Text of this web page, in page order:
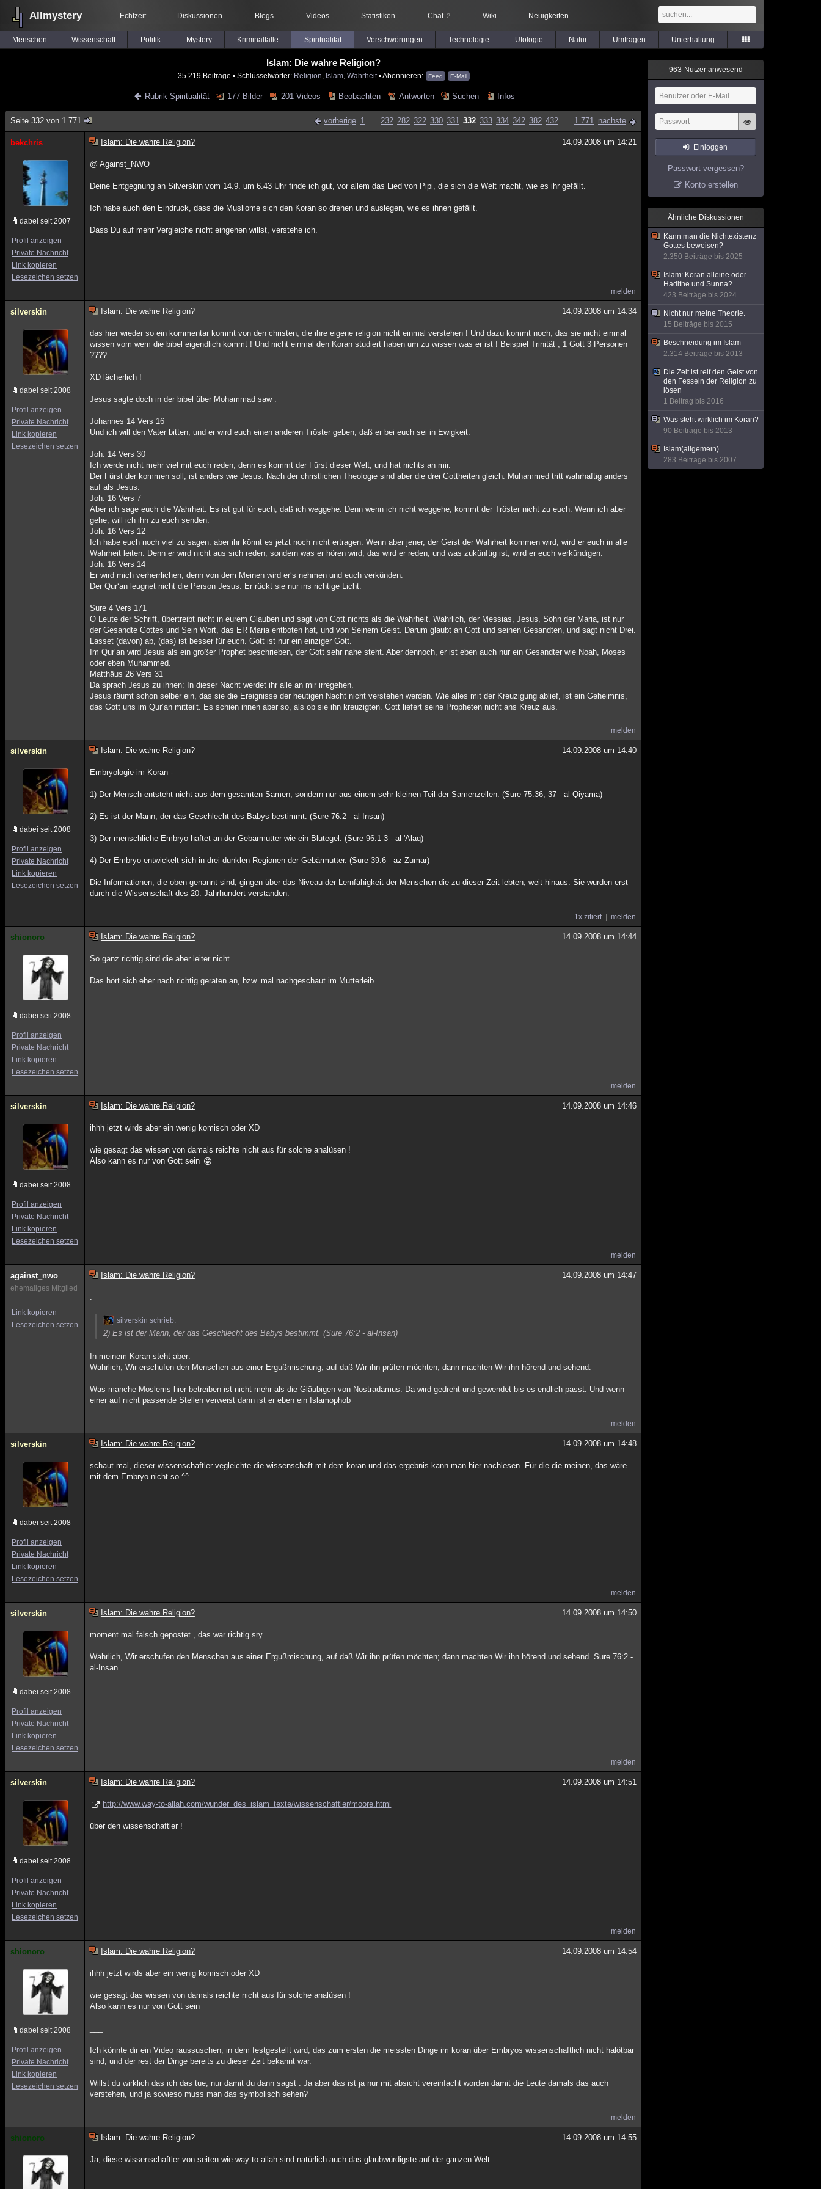
Allmystery Echtzeit Diskussionen Blogs Videos Statistiken Chat 2 Wiki Neuigkeiten
Menschen Wissenschaft Politik Mystery Kriminalfälle Spiritualität Verschwörungen Technologie Ufologie Natur Umfragen Unterhaltung
Islam: Die wahre Religion?
35.219 Beiträge ▪ Schlüsselwörter: Religion Islam, Wahrheit▪ Abonnieren: Feed E-Mail
Rubrik Spiritualität 177 Bilder 201 Videos Beobachten Antworten Suchen Infos
Seite 332 von 1.771 vorherige 1 ... 232 282 322 330 331 332 333 334 342 382 432 ... 1.771 nächste
bekchris
dabei seit 2007
Profil anzeigen
Private Nachricht
Link kopieren
Lesezeichen setzen
Islam: Die wahre Religion? 14.09.2008 um 14:21
@ Against_NWO
Deine Entgegnung an Silverskin vom 14.9. um 6.43 Uhr finde ich gut, vor allem das Lied von Pipi, die sich die Welt macht, wie es ihr gefällt.
Ich habe auch den Eindruck, dass die Musliome sich den Koran so drehen und auslegen, wie es ihnen gefällt.
Dass Du auf mehr Vergleiche nicht eingehen willst, verstehe ich.
melden
silverskin
dabei seit 2008
Profil anzeigen
Private Nachricht
Link kopieren
Lesezeichen setzen
Islam: Die wahre Religion? 14.09.2008 um 14:34
das hier wieder so ein kommentar kommt von den christen, die ihre eigene religion nicht einmal verstehen ! Und dazu kommt noch, das sie nicht einmal
wissen vom wem die bibel eigendlich kommt ! Und nicht einmal den Koran studiert haben um zu wissen was er ist ! Beispiel Trinität , 1 Gott 3 Personen
????
XD lächerlich !
Jesus sagte doch in der bibel über Mohammad saw :
Johannes 14 Vers 16
Und ich will den Vater bitten, und er wird euch einen anderen Tröster geben, daß er bei euch sei in Ewigkeit.
Joh. 14 Vers 30
Ich werde nicht mehr viel mit euch reden, denn es kommt der Fürst dieser Welt, und hat nichts an mir.
Der Fürst der kommen soll, ist anders wie Jesus. Nach der christlichen Theologie sind aber die drei Gottheiten gleich. Muhammed tritt wahrhaftig anders
auf als Jesus.
Joh. 16 Vers 7
Aber ich sage euch die Wahrheit: Es ist gut für euch, daß ich weggehe. Denn wenn ich nicht weggehe, kommt der Tröster nicht zu euch. Wenn ich aber
gehe, will ich ihn zu euch senden.
Joh. 16 Vers 12
Ich habe euch noch viel zu sagen: aber ihr könnt es jetzt noch nicht ertragen. Wenn aber jener, der Geist der Wahrheit kommen wird, wird er euch in alle
Wahrheit leiten. Denn er wird nicht aus sich reden; sondern was er hören wird, das wird er reden, und was zukünftig ist, wird er euch verkündigen.
Joh. 16 Vers 14
Er wird mich verherrlichen; denn von dem Meinen wird er‘s nehmen und euch verkünden.
Der Qur‘an leugnet nicht die Person Jesus. Er rückt sie nur ins richtige Licht.
Sure 4 Vers 171
O Leute der Schrift, übertreibt nicht in eurem Glauben und sagt von Gott nichts als die Wahrheit. Wahrlich, der Messias, Jesus, Sohn der Maria, ist nur
der Gesandte Gottes und Sein Wort, das ER Maria entboten hat, und von Seinem Geist. Darum glaubt an Gott und seinen Gesandten, und sagt nicht Drei.
Lasset (davon) ab, (das) ist besser für euch. Gott ist nur ein einziger Gott.
Im Qur‘an wird Jesus als ein großer Prophet beschrieben, der Gott sehr nahe steht. Aber dennoch, er ist eben auch nur ein Gesandter wie Noah, Moses
oder eben Muhammed.
Matthäus 26 Vers 31
Da sprach Jesus zu ihnen: In dieser Nacht werdet ihr alle an mir irregehen.
Jesus räumt schon selber ein, das sie die Ereignisse der heutigen Nacht nicht verstehen werden. Wie alles mit der Kreuzigung ablief, ist ein Geheimnis,
das Gott uns im Qur‘an mitteilt. Es schien ihnen aber so, als ob sie ihn kreuzigten. Gott liefert seine Propheten nicht ans Kreuz aus.
melden
silverskin
dabei seit 2008
Profil anzeigen
Private Nachricht
Link kopieren
Lesezeichen setzen
Islam: Die wahre Religion? 14.09.2008 um 14:40
Embryologie im Koran -
1) Der Mensch entsteht nicht aus dem gesamten Samen, sondern nur aus einem sehr kleinen Teil der Samenzellen. (Sure 75:36, 37 - al-Qiyama)
2) Es ist der Mann, der das Geschlecht des Babys bestimmt. (Sure 76:2 - al-Insan)
3) Der menschliche Embryo haftet an der Gebärmutter wie ein Blutegel. (Sure 96:1-3 - al-'Alaq)
4) Der Embryo entwickelt sich in drei dunklen Regionen der Gebärmutter. (Sure 39:6 - az-Zumar)
Die Informationen, die oben genannt sind, gingen über das Niveau der Lernfähigkeit der Menschen die zu dieser Zeit lebten, weit hinaus. Sie wurden erst
durch die Wissenschaft des 20. Jahrhundert verstanden.
1x zitiert melden
shionoro
dabei seit 2008
Profil anzeigen
Private Nachricht
Link kopieren
Lesezeichen setzen
Islam: Die wahre Religion? 14.09.2008 um 14:44
So ganz richtig sind die aber leiter nicht.
Das hört sich eher nach richtig geraten an, bzw. mal nachgeschaut im Mutterleib.
melden
silverskin
dabei seit 2008
Profil anzeigen
Private Nachricht
Link kopieren
Lesezeichen setzen
Islam: Die wahre Religion? 14.09.2008 um 14:46
ihhh jetzt wirds aber ein wenig komisch oder XD
wie gesagt das wissen von damals reichte nicht aus für solche analüsen !
Also kann es nur von Gott sein
melden
against_nwo
ehemaliges Mitglied
Link kopieren
Lesezeichen setzen
Islam: Die wahre Religion? 14.09.2008 um 14:47
.
silverskin schrieb:
2) Es ist der Mann, der das Geschlecht des Babys bestimmt. (Sure 76:2 - al-Insan)
In meinem Koran steht aber:
Wahrlich, Wir erschufen den Menschen aus einer Ergußmischung, auf daß Wir ihn prüfen möchten; dann machten Wir ihn hörend und sehend.
Was manche Moslems hier betreiben ist nicht mehr als die Gläubigen von Nostradamus. Da wird gedreht und gewendet bis es endlich passt. Und wenn
einer auf nicht passende Stellen verweist dann ist er eben ein Islamophob
melden
silverskin
dabei seit 2008
Profil anzeigen
Private Nachricht
Link kopieren
Lesezeichen setzen
Islam: Die wahre Religion? 14.09.2008 um 14:48
schaut mal, dieser wissenschaftler vegleichte die wissenschaft mit dem koran und das ergebnis kann man hier nachlesen. Für die die meinen, das wäre
mit dem Embryo nicht so ^^
melden
silverskin
dabei seit 2008
Profil anzeigen
Private Nachricht
Link kopieren
Lesezeichen setzen
Islam: Die wahre Religion? 14.09.2008 um 14:50
moment mal falsch gepostet , das war richtig sry
Wahrlich, Wir erschufen den Menschen aus einer Ergußmischung, auf daß Wir ihn prüfen möchten; dann machten Wir ihn hörend und sehend. Sure 76:2 -
al-Insan
melden
silverskin
dabei seit 2008
Profil anzeigen
Private Nachricht
Link kopieren
Lesezeichen setzen
Islam: Die wahre Religion? 14.09.2008 um 14:51
http://www.way-to-allah.com/wunder_des_islam_texte/wissenschaftler/moore.html
über den wissenschaftler !
melden
shionoro
dabei seit 2008
Profil anzeigen
Private Nachricht
Link kopieren
Lesezeichen setzen
Islam: Die wahre Religion? 14.09.2008 um 14:54
ihhh jetzt wirds aber ein wenig komisch oder XD
wie gesagt das wissen von damals reichte nicht aus für solche analüsen !
Also kann es nur von Gott sein
Ich könnte dir ein Video raussuschen, in dem festgestellt wird, das zum ersten die meissten Dinge im koran über Embryos wissenschaftlich nicht halötbar
sind, und der rest der Dinge bereits zu dieser Zeit bekannt war.
Willst du wirklich das ich das tue, nur damit du dann sagst : Ja aber das ist ja nur mit absicht vereinfacht worden damit die Leute damals das auch
verstehen, und ja sowieso muss man das symbolisch sehen?
melden
shionoro Islam: Die wahre Religion? 14.09.2008 um 14:55
Ja, diese wissenschaftler von seiten wie way-to-allah sind natürlich auch das glaubwürdigste auf der ganzen Welt.
963 Nutzer anwesend
Einloggen
Passwort vergessen?
Konto erstellen
Ähnliche Diskussionen
Kann man die Nichtexistenz
Gottes beweisen?
2.350 Beiträge bis 2025
Islam: Koran alleine oder
Hadithe und Sunna?
423 Beiträge bis 2024
Nicht nur meine Theorie.
15 Beiträge bis 2015
Beschneidung im Islam
2.314 Beiträge bis 2013
Die Zeit ist reif den Geist von
den Fesseln der Religion zu
lösen
1 Beitrag bis 2016
Was steht wirklich im Koran?
90 Beiträge bis 2013
Islam(allgemein)
283 Beiträge bis 2007